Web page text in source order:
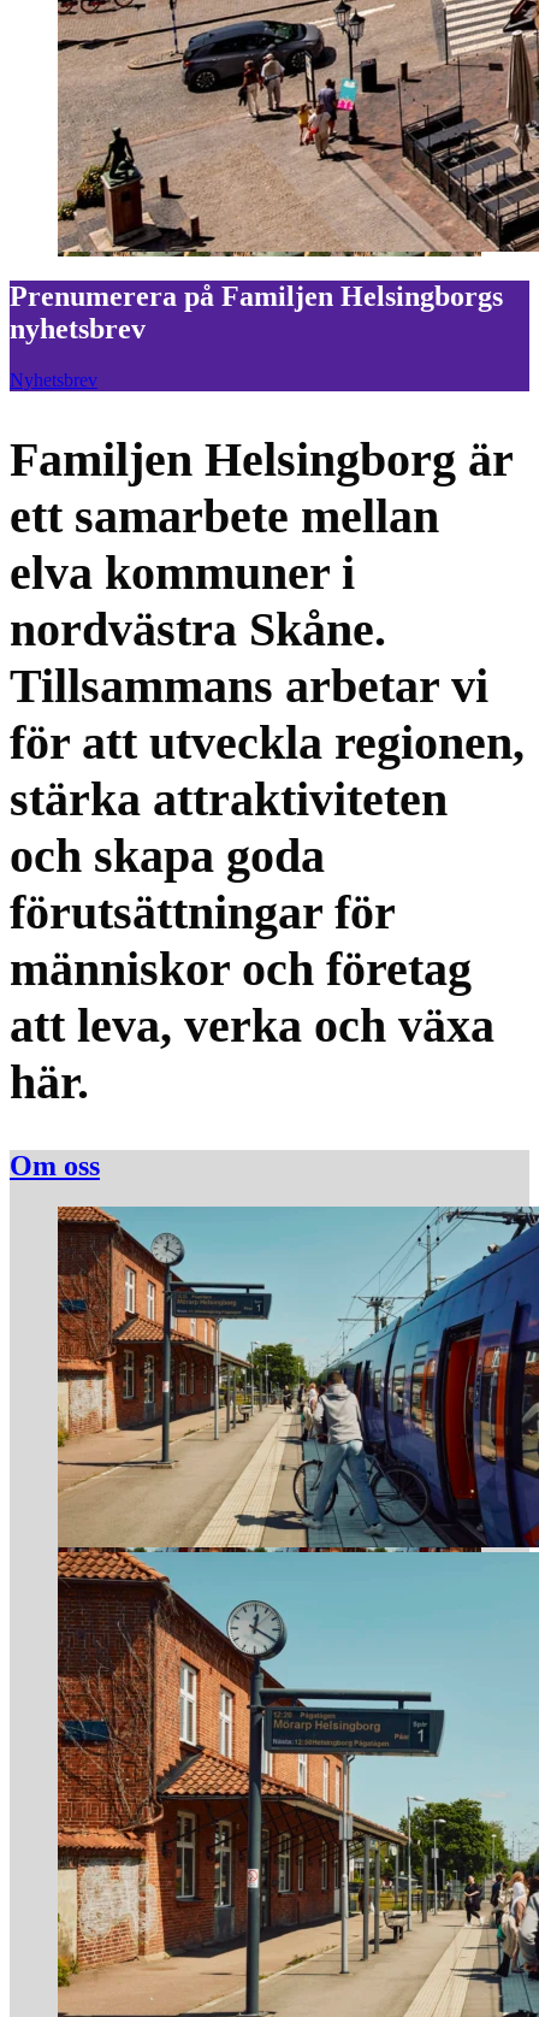
Prenumerera på Familjen Helsingborgs
nyhetsbrev
Nyhetsbrev
Familjen Helsingborg är
ett samarbete mellan
elva kommuner i
nordvästra Skåne.
Tillsammans arbetar vi
för att utveckla regionen,
stärka attraktiviteten
och skapa goda
förutsättningar för
människor och företag
att leva, verka och växa
här.
Om oss